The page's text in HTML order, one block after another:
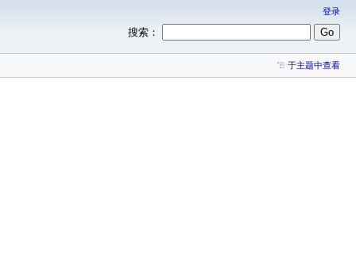
登录
搜索：
于主题中查看